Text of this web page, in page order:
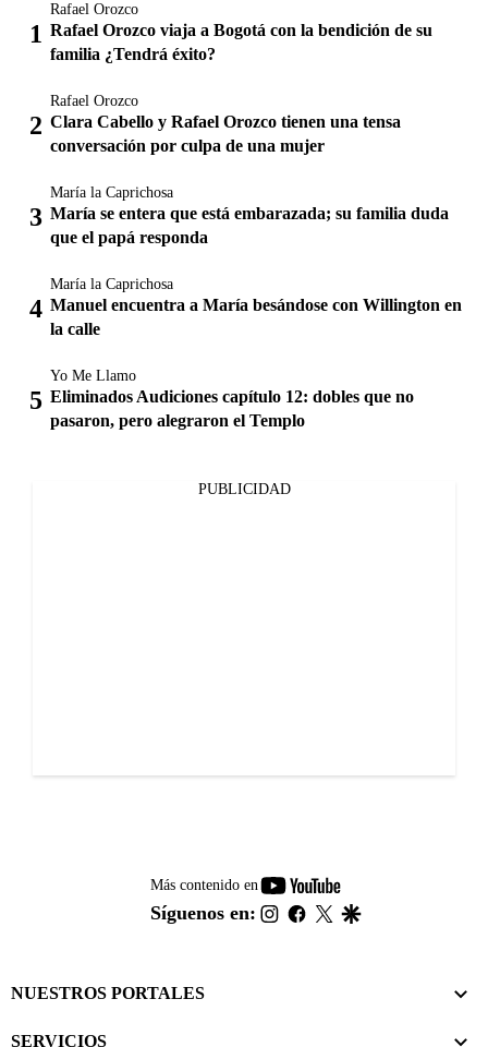
Rafael Orozco
Rafael Orozco viaja a Bogotá con la bendición de su
familia ¿Tendrá éxito?
Rafael Orozco
Clara Cabello y Rafael Orozco tienen una tensa
conversación por culpa de una mujer
María la Caprichosa
María se entera que está embarazada; su familia duda
que el papá responda
María la Caprichosa
Manuel encuentra a María besándose con Willington en
la calle
Yo Me Llamo
Eliminados Audiciones capítulo 12: dobles que no
pasaron, pero alegraron el Templo
PUBLICIDAD
Más contenido en
youtube-
footer
Síguenos en: instagram
facebook
twitter
NUESTROS PORTALES
SERVICIOS